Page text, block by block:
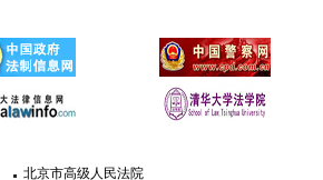
北京市高级人民法院